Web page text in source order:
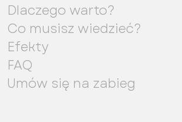
Dlaczego warto?
Co musisz wiedzieć?
Efekty
FAQ
Umów się na zabieg